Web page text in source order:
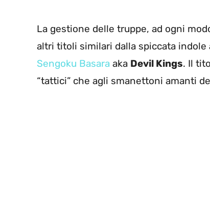
La gestione delle truppe, ad ogni
altri titoli similari dalla spiccata indole
Sengoku Basara aka Devil Kings. Il
“tattici” che agli smanettoni amanti